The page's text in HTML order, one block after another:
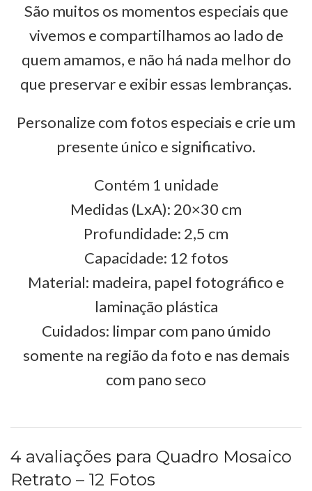
São muitos os momentos especiais que
vivemos e compartilhamos ao lado de
quem amamos, e não há nada melhor do
que preservar e exibir essas lembranças.
Personalize com fotos especiais e crie um
presente único e significativo.
Contém 1 unidade
Medidas (LxA): 20×30 cm
Profundidade: 2,5 cm
Capacidade: 12 fotos
Material: madeira, papel fotográfico e
laminação plástica
Cuidados: limpar com pano úmido
somente na região da foto e nas demais
com pano seco
4 avaliações para Quadro Mosaico
Retrato – 12 Fotos